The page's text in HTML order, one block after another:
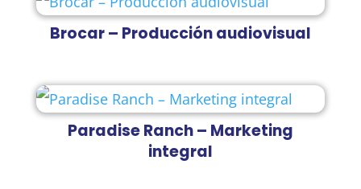
Brocar – Producción audiovisual
Paradise Ranch – Marketing
integral